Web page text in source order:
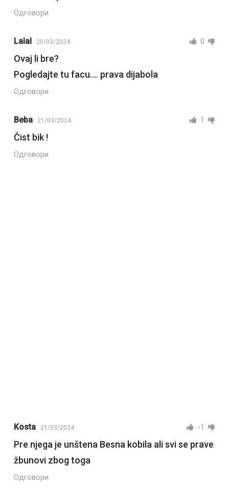
Одговори
Lalal 20/03/2024 0
Ovaj li bre?
Pogledajte tu facu…. prava dijabola
Одговори
Beba 21/03/2024 1
Čist bik !
Одговори
Kosta 21/03/2024 -1
Pre njega je unštena Besna kobila ali svi se prave
žbunovi zbog toga
Одговори